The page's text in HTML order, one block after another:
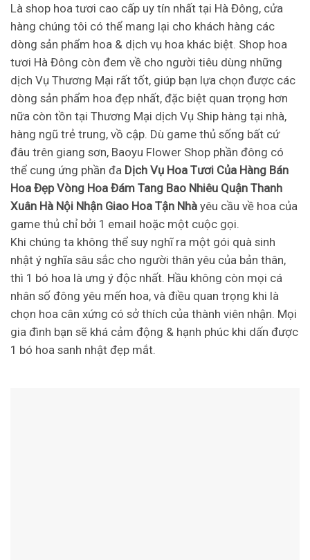
Là shop hoa tươi cao cấp uy tín nhất tại Hà Đông, cửa
hàng chúng tôi có thể mang lại cho khách hàng các
dòng sản phẩm hoa & dịch vụ hoa khác biệt. Shop hoa
tươi Hà Đông còn đem về cho người tiêu dùng những
dịch Vụ Thương Mại rất tốt, giúp bạn lựa chọn được các
dòng sản phẩm hoa đẹp nhất, đặc biệt quan trọng hơn
nữa còn tồn tại Thương Mại dịch Vụ Ship hàng tại nhà,
hàng ngũ trẻ trung, vồ cập. Dù game thủ sống bất cứ
đâu trên giang sơn, Baoyu Flower Shop phần đông có
thể cung ứng phần đa Dịch Vụ Hoa Tươi Của Hàng Bán
Hoa Đẹp Vòng Hoa Đám Tang Bao Nhiêu Quận Thanh
Xuân Hà Nội Nhận Giao Hoa Tận Nhà yêu cầu về hoa của
game thủ chỉ bởi 1 email hoặc một cuộc gọi.
Khi chúng ta không thể suy nghĩ ra một gói quà sinh
nhật ý nghĩa sâu sắc cho người thân yêu của bản thân,
thì 1 bó hoa là ưng ý độc nhất. Hầu không còn mọi cá
nhân số đông yêu mến hoa, và điều quan trọng khi là
chọn hoa cân xứng có sở thích của thành viên nhận. Mọi
gia đình bạn sẽ khá cảm động & hạnh phúc khi dấn được
1 bó hoa sanh nhật đẹp mắt.